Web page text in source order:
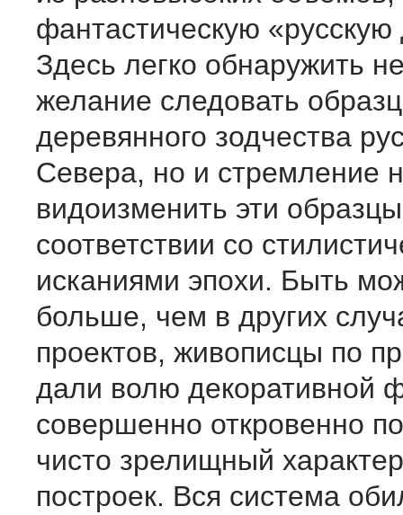
фантастическую
Здесь легко обнаружить
желание следовать
деревянного зодчества
Севера, но и стремление
видоизменить эти
соответствии со
исканиями эпохи. Быть
больше, чем в других
проектов, живописцы по
дали волю декоративной
совершенно откровенно
чисто зрелищный
построек. Вся система